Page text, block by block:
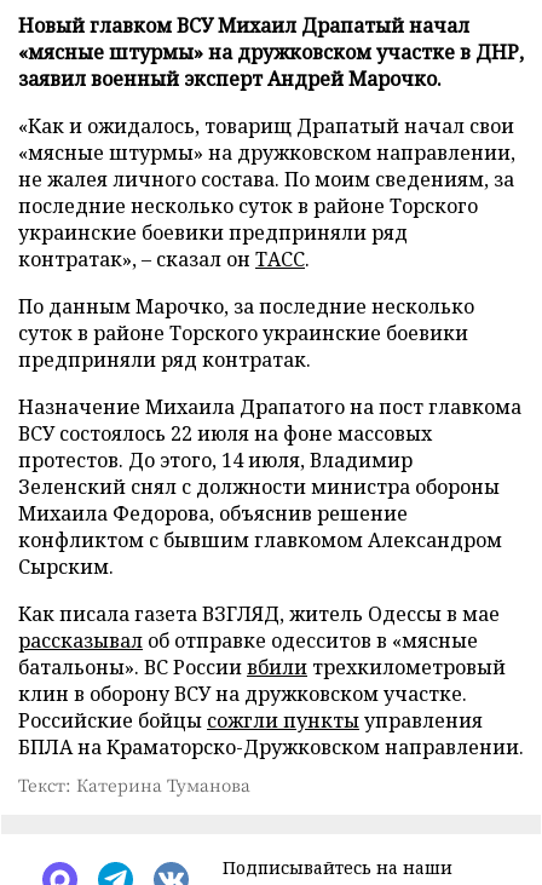
Новый главком ВСУ Михаил Драпатый начал
«мясные штурмы» на дружковском участке в ДНР,
заявил военный эксперт Андрей Марочко.
«Как и ожидалось, товарищ Драпатый начал свои
«мясные штурмы» на дружковском направлении,
не жалея личного состава. По моим сведениям, за
последние несколько суток в районе Торского
украинские боевики предприняли ряд
контратак», – сказал он ТАСС.
По данным Марочко, за последние несколько
суток в районе Торского украинские боевики
предприняли ряд контратак.
Назначение Михаила Драпатого на пост главкома
ВСУ состоялось 22 июля на фоне массовых
протестов. До этого, 14 июля, Владимир
Зеленский снял с должности министра обороны
Михаила Федорова, объяснив решение
конфликтом с бывшим главкомом Александром
Сырским.
Как писала газета ВЗГЛЯД, житель Одессы в мае
рассказывал об отправке одесситов в «мясные
батальоны». ВС Россиивбили трехкилометровый
клин в оборону ВСУ на дружковском участке.
Российские бойцы сожгли пунктыуправления
БПЛА на Краматорско-Дружковском направлении.
Текст: Катерина Туманова
Подписывайтесь на наши